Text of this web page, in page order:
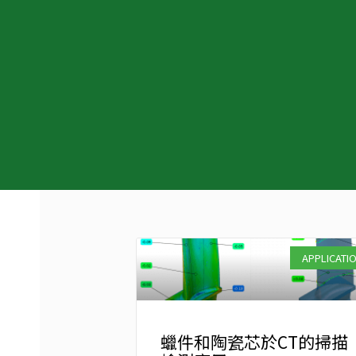
蠟件和陶瓷芯於CT的掃描